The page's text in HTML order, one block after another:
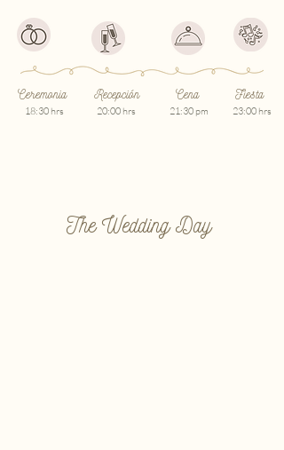
Ceremonia
18:30 hrs
Recepción
20:00 hrs
Cena
21:30 pm
Fiesta
23:00 hrs
The Wedding Day